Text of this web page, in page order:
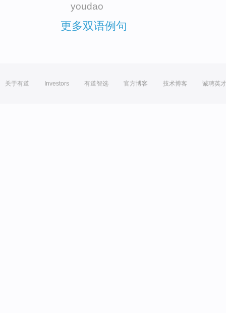
youdao
更多双语例句
关于有道 Investors 有道智选 官方博客 技术博客 诚聘英才